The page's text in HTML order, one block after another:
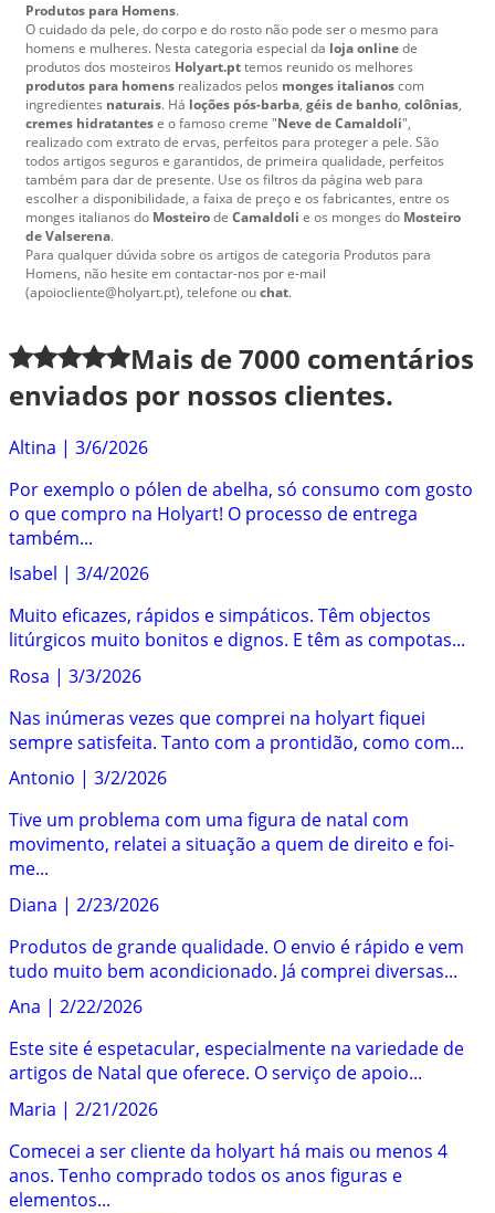
Produtos para Homens.
O cuidado da pele, do corpo e do rosto não pode ser o mesmo para
homens e mulheres. Nesta categoria especial da loja onlinede
produtos dos mosteiros Holyart.pttemos reunido os melhores
produtos para homens realizados pelos monges italianoscom
ingredientes naturais. Há loções pós-barba, géis de banho, colônias,
cremes hidratantese o famoso creme "Neve de Camaldoli",
realizado com extrato de ervas, perfeitos para proteger a pele. São
todos artigos seguros e garantidos, de primeira qualidade, perfeitos
também para dar de presente. Use os filtros da página web para
escolher a disponibilidade, a faixa de preço e os fabricantes, entre os
monges italianos do Mosteirode Camaldoli e os monges do Mosteiro
de Valserena.
Para qualquer dúvida sobre os artigos de categoria Produtos para
Homens, não hesite em contactar-nos por e-mail
(apoiocliente@holyart.pt), telefone ouchat.
Mais de7000 comentários
enviados por nossos clientes.
Altina | 3/6/2026
Por exemplo o pólen de abelha, só consumo com gosto
o que compro na Holyart! O processo de entrega
também...
Isabel | 3/4/2026
Muito eficazes, rápidos e simpáticos. Têm objectos
litúrgicos muito bonitos e dignos. E têm as compotas...
Rosa | 3/3/2026
Nas inúmeras vezes que comprei na holyart fiquei
sempre satisfeita. Tanto com a prontidão, como com...
Antonio | 3/2/2026
Tive um problema com uma figura de natal com
movimento, relatei a situação a quem de direito e foi-
me...
Diana | 2/23/2026
Produtos de grande qualidade. O envio é rápido e vem
tudo muito bem acondicionado. Já comprei diversas...
Ana | 2/22/2026
Este site é espetacular, especialmente na variedade de
artigos de Natal que oferece. O serviço de apoio...
Maria | 2/21/2026
Comecei a ser cliente da holyart há mais ou menos 4
anos. Tenho comprado todos os anos figuras e
elementos...